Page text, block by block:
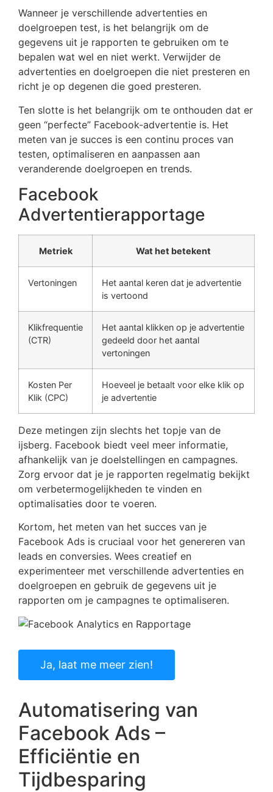
Wanneer je verschillende advertenties en
doelgroepen test, is het belangrijk om de
gegevens uit je rapporten te gebruiken om te
bepalen wat wel en niet werkt. Verwijder de
advertenties en doelgroepen die niet presteren en
richt je op degenen die goed presteren.
Ten slotte is het belangrijk om te onthouden dat er
geen “perfecte” Facebook-advertentie is. Het
meten van je succes is een continu proces van
testen, optimaliseren en aanpassen aan
veranderende doelgroepen en trends.
Facebook
Advertentierapportage
Metriek Wat het betekent
Vertoningen
Het aantal keren dat je advertentie
is vertoond
Klikfrequentie
(CTR)
Het aantal klikken op je advertentie
gedeeld door het aantal
vertoningen
Kosten Per
Klik (CPC)
Hoeveel je betaalt voor elke klik op
je advertentie
Deze metingen zijn slechts het topje van de
ijsberg. Facebook biedt veel meer informatie,
afhankelijk van je doelstellingen en campagnes.
Zorg ervoor dat je je rapporten regelmatig bekijkt
om verbetermogelijkheden te vinden en
optimalisaties door te voeren.
Kortom, het meten van het succes van je
Facebook Ads is cruciaal voor het genereren van
leads en conversies. Wees creatief en
experimenteer met verschillende advertenties en
doelgroepen en gebruik de gegevens uit je
rapporten om je campagnes te optimaliseren.
Ja, laat me meer zien!
Automatisering van
Facebook Ads –
Efficiëntie en
Tijdbesparing